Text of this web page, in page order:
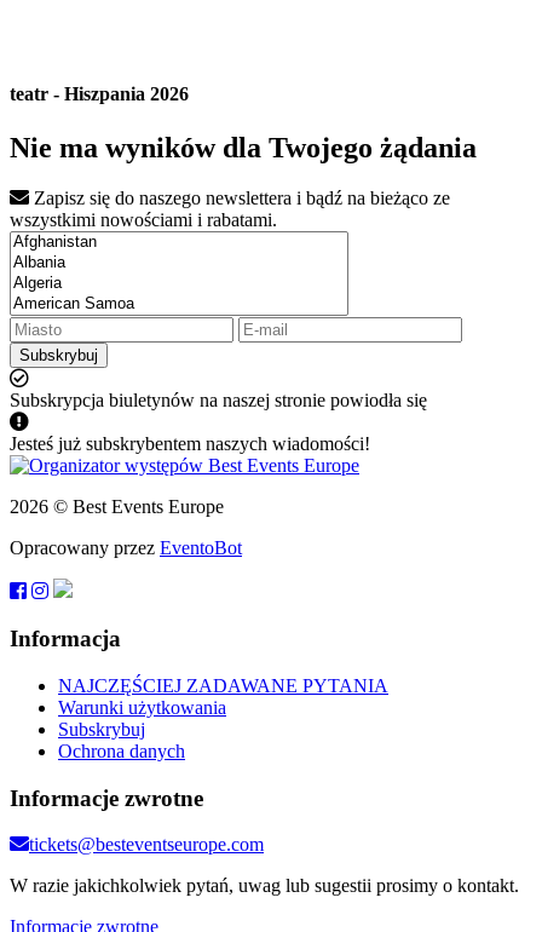
teatr - Hiszpania 2026
Nie ma wyników dla Twojego żądania
Zapisz się do naszego newslettera i bądź na bieżąco ze
wszystkimi nowościami i rabatami.
Subskrybuj
Subskrypcja biuletynów na naszej stronie powiodła się
Jesteś już subskrybentem naszych wiadomości!
2026 © Best Events Europe
Opracowany przez EventoBot
Informacja
NAJCZĘŚCIEJ ZADAWANE PYTANIA
Warunki użytkowania
Subskrybuj
Ochrona danych
Informacje zwrotne
tickets@besteventseurope.com
W razie jakichkolwiek pytań, uwag lub sugestii prosimy o kontakt.
Informacje zwrotne